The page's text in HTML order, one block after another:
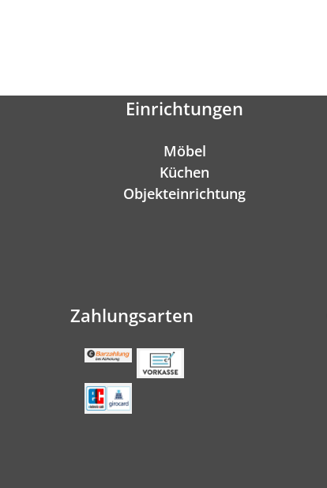
Einrichtungen
Möbel
Küchen
Objekteinrichtung
Zahlungsarten